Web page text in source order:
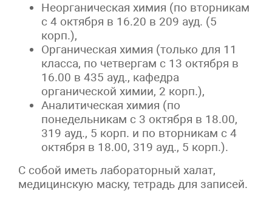
Неорганическая химия (по вторникам
с 4 октября в 16.20 в 209 ауд. (5
корп.),
Органическая химия (только для 11
класса, по четвергам с 13 октября в
16.00 в 435 ауд., кафедра
органической химии, 2 корп.),
Аналитическая химия (по
понедельникам с 3 октября в 18.00,
319 ауд., 5 корп. и по вторникам с 4
октября в 18.00, 319 ауд., 5 корп.).
С собой иметь лабораторный халат,
медицинскую маску, тетрадь для записей.